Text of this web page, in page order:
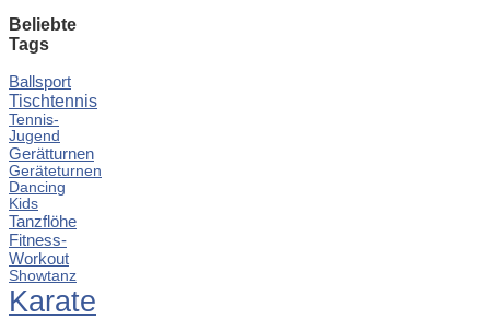
Beliebte
Tags
Ballsport
Tischtennis
Tennis-
Jugend
Gerätturnen
Geräteturnen
Dancing
Kids
Tanzflöhe
Fitness-
Workout
Showtanz
Karate